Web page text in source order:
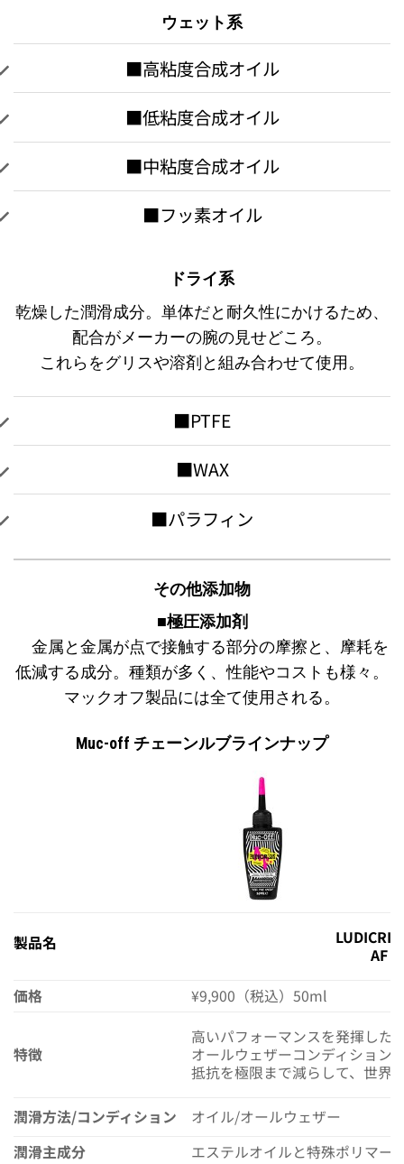
ウェット系
■高粘度合成オイル
■低粘度合成オイル
■中粘度合成オイル
■フッ素オイル
ドライ系
乾燥した潤滑成分。単体だと耐久性にかけるため、
配合がメーカーの腕の見せどころ。
これらをグリスや溶剤と組み合わせて使用。
■PTFE
■WAX
■パラフィン
その他添加物
■極圧添加剤
金属と金属が点で接触する部分の摩擦と、摩耗を
低減する成分。種類が多く、性能やコストも様々。
マックオフ製品には全て使用される。
Muc-off チェーンルブラインナップ
製品名
AF
価格
¥9,900（税込）50ml
特徴
高いパフォーマンスを発揮した
オールウェザーコンディション
抵抗を極限まで減らして、世界
潤滑方法/コンディション
オイル/オールウェザー
潤滑主成分
エステルオイルと特殊ポリマー